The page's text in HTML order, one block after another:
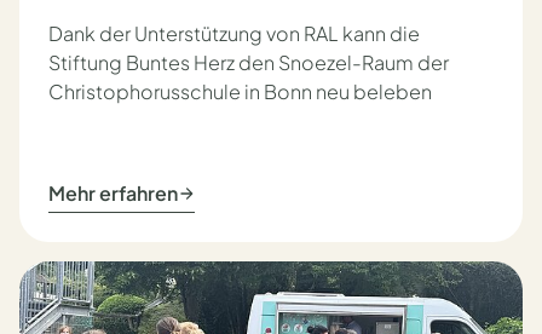
Dank der Unterstützung von RAL kann die
Stiftung Buntes Herz den Snoezel-Raum der
Christophorusschule in Bonn neu beleben
Mehr erfahren